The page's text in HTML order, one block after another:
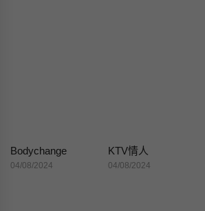
Bodychange
04/08/2024
KTV情人
04/08/2024